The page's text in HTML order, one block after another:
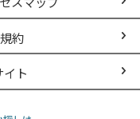
約
イト